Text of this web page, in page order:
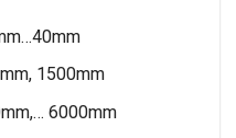
1500mm
6000mm